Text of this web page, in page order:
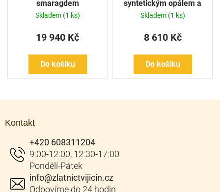
smaragdem
Skladem (1 ks)
19 940 Kč
Do košíku
syntetickým opálem a
kubickými zirkony bílé
Skladem (1 ks)
8 610 Kč
Do košíku
Kontakt
info@zlatnictvijicin.cz
+420 608311204